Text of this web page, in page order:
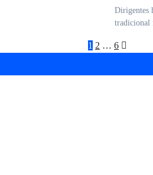
Dirigentes históricos y referentes actuales se reunieron en el
tradicional
de
1 2 … 6